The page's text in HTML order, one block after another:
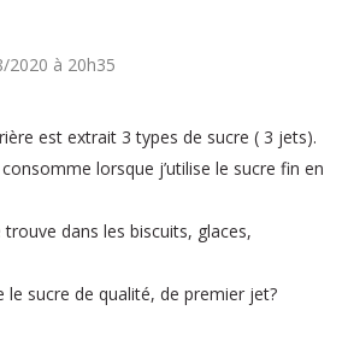
2020 à 20h35
est extrait 3 types de sucre ( 3 jets).
lorsque j’utilise le sucre fin en
dans les biscuits, glaces,
sucre de qualité, de premier jet?